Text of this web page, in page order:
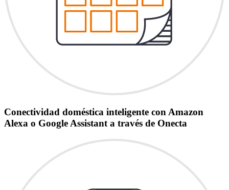
Conectividad doméstica inteligente con Amazon
Alexa o Google Assistant a través de Onecta